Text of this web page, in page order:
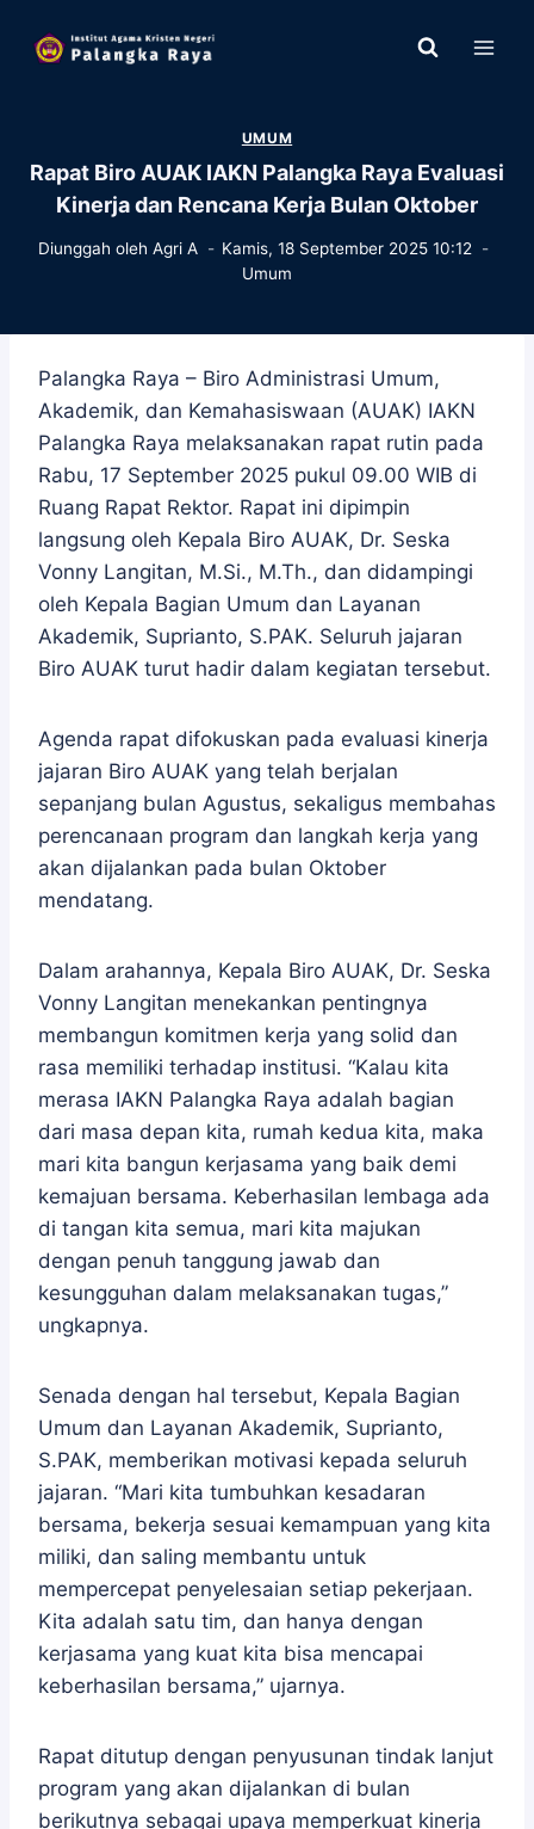
UMUM
Rapat Biro AUAK IAKN Palangka Raya Evaluasi
Kinerja dan Rencana Kerja Bulan Oktober
Diunggah oleh Agri A
Kamis, 18 September 2025 10:12
Umum
Palangka Raya – Biro Administrasi Umum,
Akademik, dan Kemahasiswaan (AUAK) IAKN
Palangka Raya melaksanakan rapat rutin pada
Rabu, 17 September 2025 pukul 09.00 WIB di
Ruang Rapat Rektor. Rapat ini dipimpin
langsung oleh Kepala Biro AUAK, Dr. Seska
Vonny Langitan, M.Si., M.Th., dan didampingi
oleh Kepala Bagian Umum dan Layanan
Akademik, Suprianto, S.PAK. Seluruh jajaran
Biro AUAK turut hadir dalam kegiatan tersebut.
Agenda rapat difokuskan pada evaluasi kinerja
jajaran Biro AUAK yang telah berjalan
sepanjang bulan Agustus, sekaligus membahas
perencanaan program dan langkah kerja yang
akan dijalankan pada bulan Oktober
mendatang.
Dalam arahannya, Kepala Biro AUAK, Dr. Seska
Vonny Langitan menekankan pentingnya
membangun komitmen kerja yang solid dan
rasa memiliki terhadap institusi. “Kalau kita
merasa IAKN Palangka Raya adalah bagian
dari masa depan kita, rumah kedua kita, maka
mari kita bangun kerjasama yang baik demi
kemajuan bersama. Keberhasilan lembaga ada
di tangan kita semua, mari kita majukan
dengan penuh tanggung jawab dan
kesungguhan dalam melaksanakan tugas,”
ungkapnya.
Senada dengan hal tersebut, Kepala Bagian
Umum dan Layanan Akademik, Suprianto,
S.PAK, memberikan motivasi kepada seluruh
jajaran. “Mari kita tumbuhkan kesadaran
bersama, bekerja sesuai kemampuan yang kita
miliki, dan saling membantu untuk
mempercepat penyelesaian setiap pekerjaan.
Kita adalah satu tim, dan hanya dengan
kerjasama yang kuat kita bisa mencapai
keberhasilan bersama,” ujarnya.
Rapat ditutup dengan penyusunan tindak lanjut
program yang akan dijalankan di bulan
berikutnya sebagai upaya memperkuat kinerja